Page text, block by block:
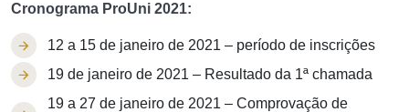
Cronograma ProUni 2021:
12 a 15 de janeiro de 2021 – período de inscrições
19 de janeiro de 2021 – Resultado da 1ª chamada
19 a 27 de janeiro de 2021 – Comprovação de